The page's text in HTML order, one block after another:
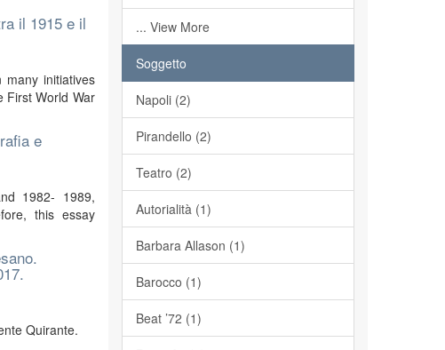
il 1915 e il
initiatives
First World War
e
1982- 1989,
this essay
Quirante.
... View More
Soggetto
Napoli (2)
Pirandello (2)
Teatro (2)
Autorialità (1)
Barbara Allason (1)
Barocco (1)
Beat ’72 (1)